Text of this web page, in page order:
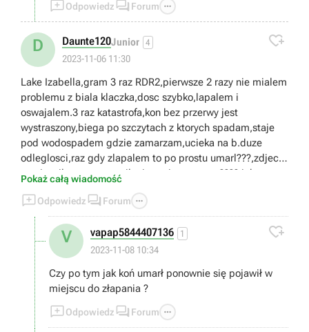
Odpowiedz  Forum 
D Daunte120Junior 4
2023-11-06 11:30

Lake Izabella,gram 3 raz RDR2,pierwsze 2 razy nie mialem
problemu z biala klaczka,dosc szybko,lapalem i
oswajalem.3 raz katastrofa,kon bez przerwy jest
wystraszony,biega po szczytach z ktorych spadam,staje
pod wodospadem gdzie zamarzam,ucieka na b.duze
odleglosci,raz gdy zlapalem to po prostu umarl???,zdjecia
zamiescilem,czy to umilanie zycia graczom????,jakas
porada,duzo swiata penetruje,nie chce mi sie czekac do 4
rozdzialu.Gra wyglada jakby zlosliwa
Pokaż całą wiadomość
Odpowiedz  Forum 
V vapap5844407136 1
2023-11-08 10:34

Czy po tym jak koń umarł ponownie się pojawił w
miejscu do złapania ?
Odpowiedz  Forum 